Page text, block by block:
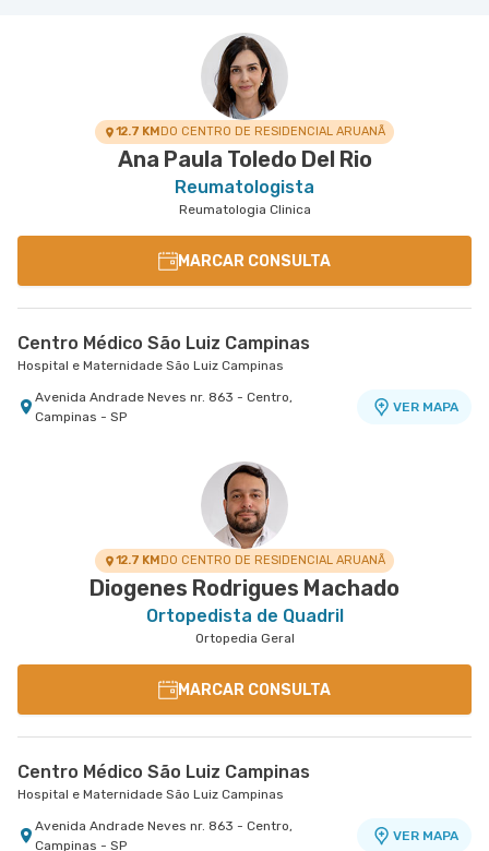
12.7 KMDO CENTRO DE RESIDENCIAL ARUANÃ
Ana Paula Toledo Del Rio
Reumatologista
Reumatologia Clinica
MARCAR CONSULTA
Centro Médico São Luiz Campinas
Hospital e Maternidade São Luiz Campinas
Avenida Andrade Neves nr. 863 - Centro,
Campinas - SP
VER MAPA
12.7 KMDO CENTRO DE RESIDENCIAL ARUANÃ
Diogenes Rodrigues Machado
Ortopedista de Quadril
Ortopedia Geral
MARCAR CONSULTA
Centro Médico São Luiz Campinas
Hospital e Maternidade São Luiz Campinas
Avenida Andrade Neves nr. 863 - Centro,
Campinas - SP
VER MAPA